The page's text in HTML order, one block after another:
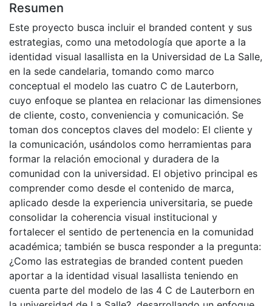
Resumen
Este proyecto busca incluir el branded content y sus
estrategias, como una metodología que aporte a la
identidad visual lasallista en la Universidad de La Salle,
en la sede candelaria, tomando como marco
conceptual el modelo las cuatro C de Lauterborn,
cuyo enfoque se plantea en relacionar las dimensiones
de cliente, costo, conveniencia y comunicación. Se
toman dos conceptos claves del modelo: El cliente y
la comunicación, usándolos como herramientas para
formar la relación emocional y duradera de la
comunidad con la universidad. El objetivo principal es
comprender como desde el contenido de marca,
aplicado desde la experiencia universitaria, se puede
consolidar la coherencia visual institucional y
fortalecer el sentido de pertenencia en la comunidad
académica; también se busca responder a la pregunta:
¿Como las estrategias de branded content pueden
aportar a la identidad visual lasallista teniendo en
cuenta parte del modelo de las 4 C de Lauterborn en